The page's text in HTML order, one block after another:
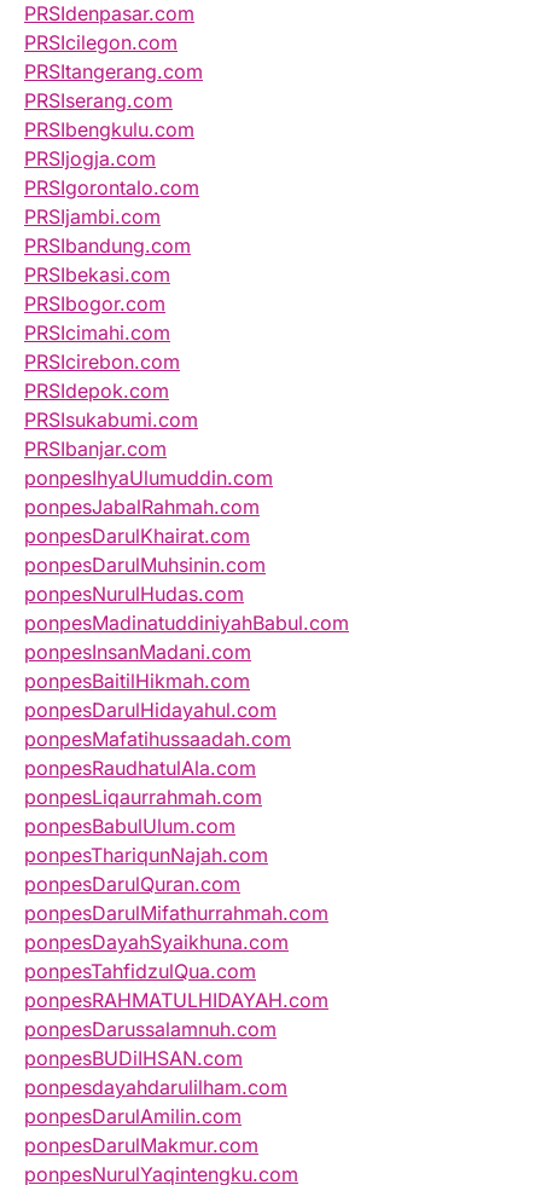
PRSIdenpasar.com
PRSIcilegon.com
PRSItangerang.com
PRSIserang.com
PRSIbengkulu.com
PRSIjogja.com
PRSIgorontalo.com
PRSIjambi.com
PRSIbandung.com
PRSIbekasi.com
PRSIbogor.com
PRSIcimahi.com
PRSIcirebon.com
PRSIdepok.com
PRSIsukabumi.com
PRSIbanjar.com
ponpesIhyaUlumuddin.com
ponpesJabalRahmah.com
ponpesDarulKhairat.com
ponpesDarulMuhsinin.com
ponpesNurulHudas.com
ponpesMadinatuddiniyahBabul.com
ponpesInsanMadani.com
ponpesBaitilHikmah.com
ponpesDarulHidayahul.com
ponpesMafatihussaadah.com
ponpesRaudhatulAla.com
ponpesLiqaurrahmah.com
ponpesBabulUlum.com
ponpesThariqunNajah.com
ponpesDarulQuran.com
ponpesDarulMifathurrahmah.com
ponpesDayahSyaikhuna.com
ponpesTahfidzulQua.com
ponpesRAHMATULHIDAYAH.com
ponpesDarussalamnuh.com
ponpesBUDiIHSAN.com
ponpesdayahdarulilham.com
ponpesDarulAmilin.com
ponpesDarulMakmur.com
ponpesNurulYaqintengku.com